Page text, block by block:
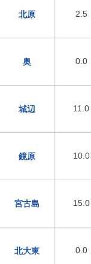
北原 2.5
奥 0.0
城辺 11.0
鏡原 10.0
宮古島 15.0
北大東 0.0